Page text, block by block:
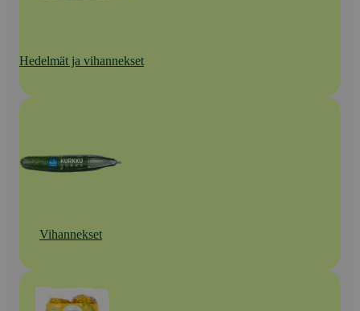
Hedelmät ja vihannekset
Vihannekset